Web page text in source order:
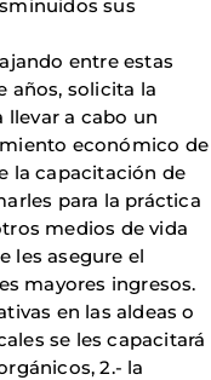
sus
entre estas
años, solicita la
llevar a cabo un
económico de
la capacitación de
para la práctica
medios de vida
les asegure el
mayores ingresos.
en las aldeas o
se les capacitará
2.- la